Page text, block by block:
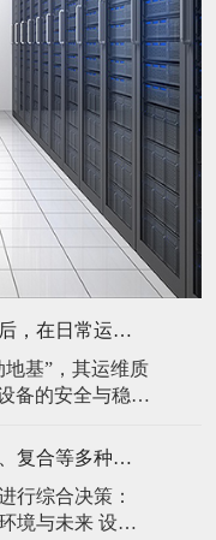
机房防静电地板安装验收后，在日常运维中常常被忽视。请问，一套规范的、可操作的维护规程应包含哪些内容？有哪些“小问题”若不及时处理，会演变成“大故障”？
基”，其运维质
备的安全与稳
建立分
其它液体泼
面对市面上硫酸钙、全钢、复合等多种类型的机房防静电地板，我们该如何科学选型？除了预算，更应该从哪些实际维度进行考量，以避免“过度配置”或“配置不足”？
行综合决策：
与未来 设备